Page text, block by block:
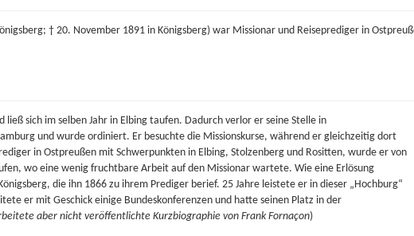
† 20. November 1891 in Königsberg) war Missionar und Reiseprediger in
ließ sich im selben Jahr in Elbing taufen. Dadurch verlor er seine Stelle in
und wurde ordiniert. Er besuchte die Missionskurse, während er gleichzeitig dort
in Ostpreußen mit Schwerpunkten in Elbing, Stolzenberg und Rositten, wurde er von
wo eine wenig fruchtbare Arbeit auf den Missionar wartete. Wie eine Erlösung
die ihn 1866 zu ihrem Prediger berief. 25 Jahre leistete er in dieser „Hochburg“
er mit Geschick einige Bundeskonferenzen und hatte seinen Platz in der
aber nicht veröffentlichte Kurzbiographie von Frank Fornaçon)